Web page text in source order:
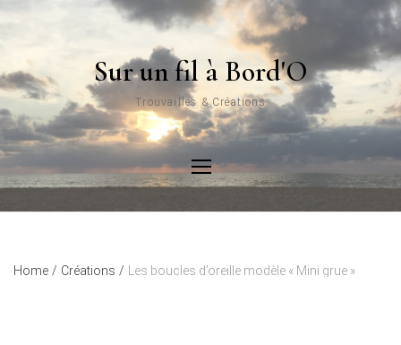
Sur un fil à Bord'O
Trouvailles & Créations
Home / Créations / Les boucles d’oreille modèle « Mini grue »